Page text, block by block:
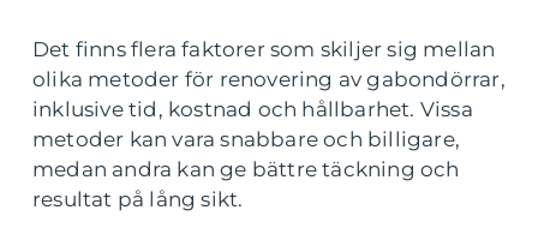
Det finns flera faktorer som skiljer sig mellan
olika metoder för renovering av gabondörrar,
inklusive tid, kostnad och hållbarhet. Vissa
metoder kan vara snabbare och billigare,
medan andra kan ge bättre täckning och
resultat på lång sikt.